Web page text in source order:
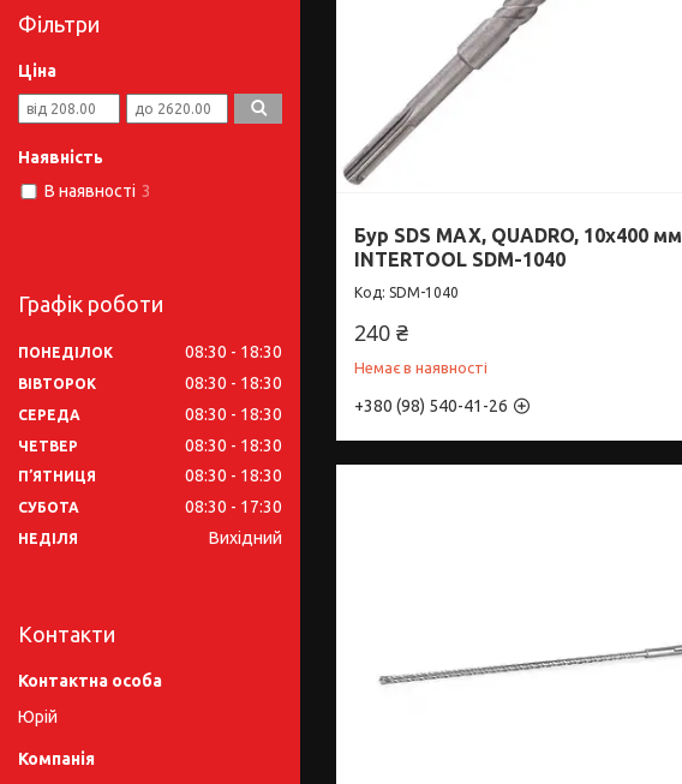
Бур SDS MAX, QUADRO, 10x400 мм
INTERTOOL SDM-1040
SDM-1040
240 ₴
Немає в наявності
+380 (98) 540-41-26
Фільтри
Ціна
Наявність
В наявності 3
Графік роботи
ПОНЕДІЛОК 08:30 18:30
ВІВТОРОК 08:30 18:30
СЕРЕДА 08:30 18:30
ЧЕТВЕР 08:30 18:30
ПʼЯТНИЦЯ 08:30 18:30
СУБОТА 08:30 17:30
НЕДІЛЯ Вихідний
Контакти
Юрій